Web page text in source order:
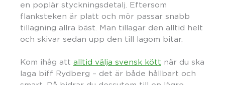
en poplär styckningsdetalj. Eftersom
flanksteken är platt och mör passar snabb
tillagning allra bäst. Man tillagar den alltid helt
och skivar sedan upp den till lagom bitar.
Kom ihåg att alltid välja svensk kött när du ska
laga biff Rydberg – det är både hållbart och